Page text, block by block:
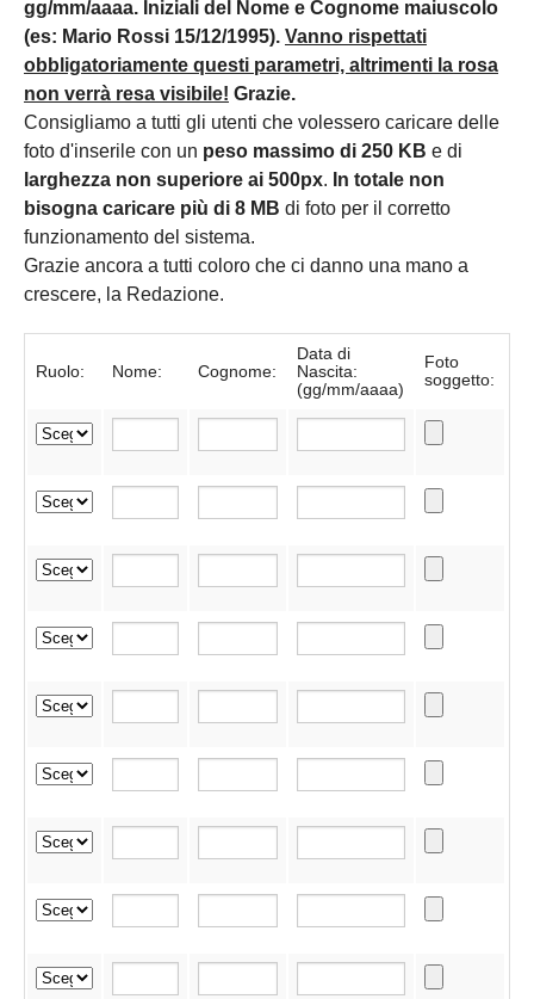
gg/mm/aaaa. Iniziali del Nome e Cognome maiuscolo
(es: Mario Rossi 15/12/1995). Vanno rispettati
obbligatoriamente questi parametri, altrimenti la rosa
non verrà resa visibile! Grazie.
Consigliamo a tutti gli utenti che volessero caricare delle
foto d'inserile con un peso massimo di 250 KB e di
larghezza non superiore ai 500px. In totale non
bisogna caricare più di 8 MB di foto per il corretto
funzionamento del sistema.
Grazie ancora a tutti coloro che ci danno una mano a
crescere, la Redazione.
Ruolo: Nome: Cognome:
Data di
Nascita:
(gg/mm/aaaa)
Foto
soggetto: